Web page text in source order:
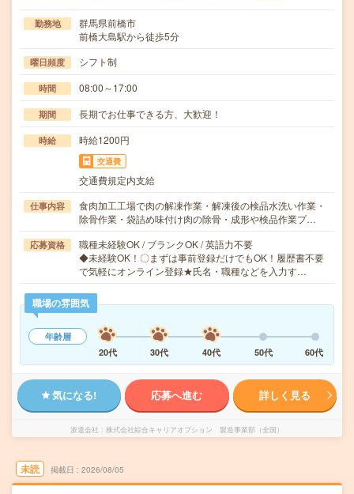
勤務地
群馬県前橋市
前橋大島駅から徒歩5分
曜日頻度 シフト制
時間 08:00～17:00
期間 長期でお仕事できる方、大歓迎！
時給 時給1200円
交通費
交通費規定内支給
仕事内容
食肉加工工場で肉の解凍作業・解凍後の検品水洗い作業・
除骨作業・袋詰め味付け肉の除骨・成形や検品作業プ…
応募資格
職種未経験OK / ブランクOK / 英語力不要
◆未経験OK！〇まずは事前登録だけでもOK！履歴書不要
で気軽にオンライン登録★氏名・職種などを入力す…
職場の雰囲気
年齢層
20代
30代 40代 50代 60代
気になる! 応募へ進む 詳しく見る
派遣会社 株式会社綜合キャリアオプション 製造事業部（全国）
未読 掲載日 2026/08/05